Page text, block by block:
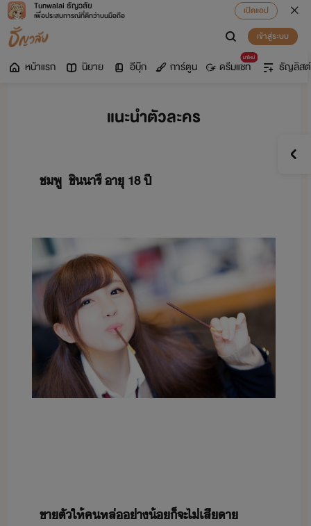
Tunwalai ธัญวลัย
เพื่อประสบการณ์ที่ดีกว่าบนมือถือ
เปิดแอป
เข้าสู่ระบบ
หน้าแรก นิยาย อีบุ๊ก การ์ตูน
มาใหม่
ดรีมแชท ธัญลิสต์
แนะนำตัวละคร
​ชพู​ ​ ​ชิ​ารี​ ​าุ​ ​18​ ​ปี​
​ขาตั​ให้​ค​หล่​่า้​็​จะ​ไ่​เสีา​